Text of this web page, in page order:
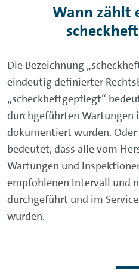
Wann zählt
Die Bezeichnung
eindeutig definierter
„scheckheftgepflegt“
durchgeführten Wartungen
dokumentiert wurden.
bedeutet, dass alle vom
Wartungen und
empfohlenen Intervall und
durchgeführt und im
wurden.